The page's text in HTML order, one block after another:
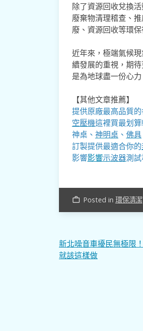
除了資源回收兌換
廢棄物清理稽查、
廢、資源回收等環
近年來，極端氣候
續發展的重視，期
是為地球盡一份心力
【其他文章推薦】
提供原廠最高品質
空壓機這裡買最划
神桌、 神明桌、 佛具
訂製提供最適合你的
影響影響示波器測
work_outline Posted in 環保清潔
文
章
新北噪音車擾民無極限
就該這樣做